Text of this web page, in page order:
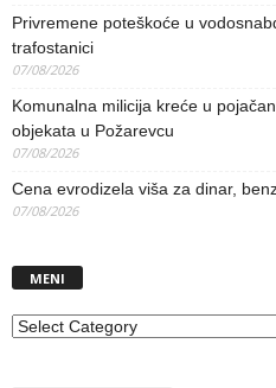
Privremene poteškoće u
trafostanici
07/08/2026
Komunalna milicija kreće u
objekata u Požarevcu
07/08/2026
Cena evrodizela viša za dinar,
07/08/2026
MENI
MENI